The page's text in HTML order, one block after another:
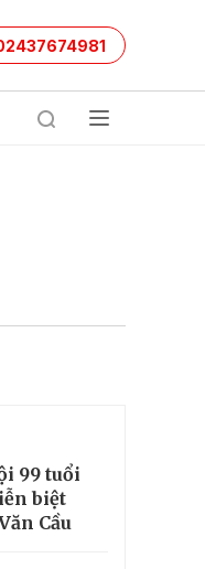
99 tuổi
biệt
Cầu